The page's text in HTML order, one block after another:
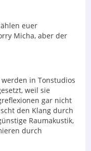
euer
Micha, aber der
in Tonstudios
weil sie
gar nicht
den Klang durch
Raumakustik,
durch